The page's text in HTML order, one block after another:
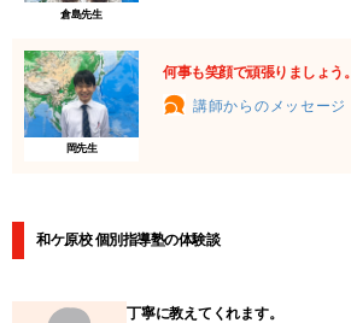
倉島先生
岡先生
何事も笑顔で頑張りましょう。
講師からのメッセージ
和ケ原校 個別指導塾の体験談
丁寧に教えてくれます。